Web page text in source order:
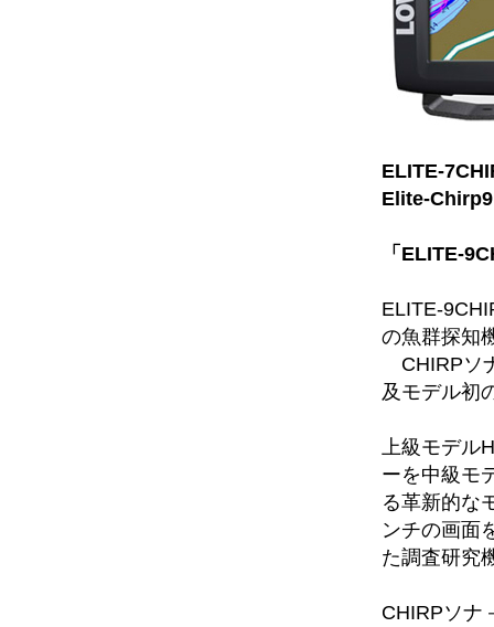
ELITE-
Elite-Chirp9
「ELITE-
ELITE-
の魚群探知
CHIRPソ
及モデル初
上級モデ
ーを中級モ
る革新的な
ンチの画面
た調査研究
CHIRPソナ